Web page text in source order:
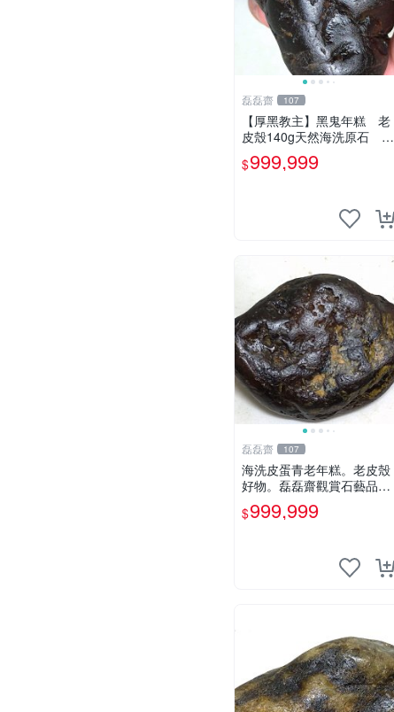
磊磊齋 107
【厚黑教主】黑鬼年糕 老
皮殼140g天然海洗原石 磊
磊齋臺灣花東玉東海岸台灣
藍寶石東玉心臟石皮蛋青老
$999,999
磊磊齋 107
海洗皮蛋青老年糕。老皮殼
好物。磊磊齋觀賞石藝品寄
石加工代工雕刻研磨雨花石
瑪瑙大灣石珠寶首飾寶石大
壽山雞血石原礦物
$999,999